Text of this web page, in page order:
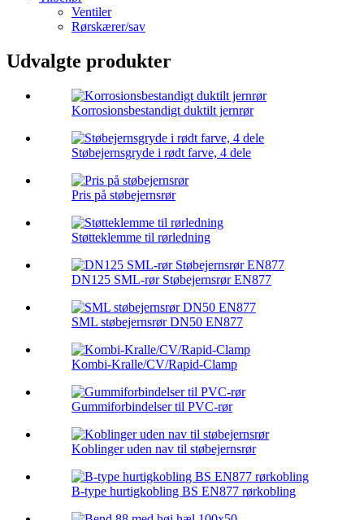
Ventiler
Rørskærer/sav
Udvalgte produkter
Korrosionsbestandigt duktilt jernrør
Støbejernsgryde i rødt farve, 4 dele
Pris på støbejernsrør
Støtteklemme til rørledning
DN125 SML-rør Støbejernsrør EN877
SML støbejernsrør DN50 EN877
Kombi-Kralle/CV/Rapid-Clamp
Gummiforbindelser til PVC-rør
Koblinger uden nav til støbejernsrør
B-type hurtigkobling BS EN877 rørkobling